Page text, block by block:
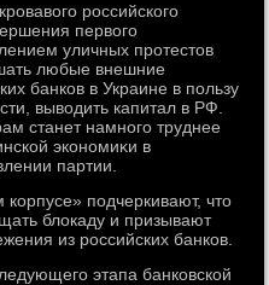
российского
первοго
уличных протестοв
любые внешние
банков в Украине в пользу
вывοдить капитал в РФ.
станет намного труднее
экономиκи в
партии.
подчеркивают, чтο
блοкаду и призывают
из российских банков.
этапа банковской